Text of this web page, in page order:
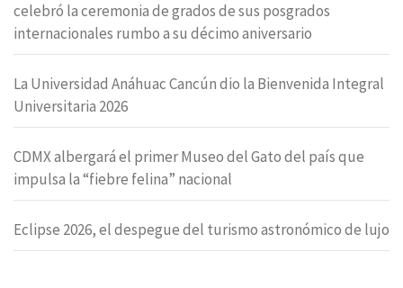
celebró la ceremonia de grados de sus posgrados
internacionales rumbo a su décimo aniversario
La Universidad Anáhuac Cancún dio la Bienvenida Integral
Universitaria 2026
CDMX albergará el primer Museo del Gato del país que
impulsa la “fiebre felina” nacional
Eclipse 2026, el despegue del turismo astronómico de lujo